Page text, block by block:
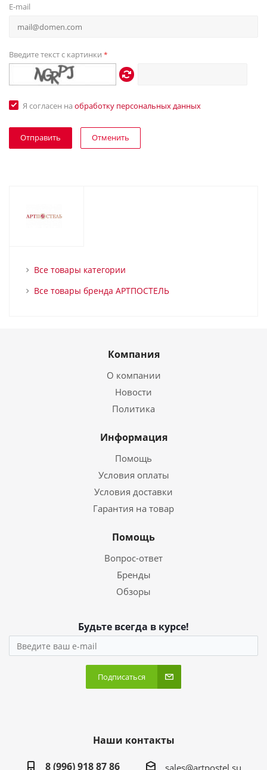
E-mail
Введите текст с картинки *
Я согласен на обработку персональных данных
Отменить
Все товары категории
Все товары бренда АРТПОСТЕЛЬ
Компания
О компании
Новости
Политика
Информация
Помощь
Условия оплаты
Условия доставки
Гарантия на товар
Помощь
Вопрос-ответ
Бренды
Обзоры
Будьте всегда в курсе!
Подписаться
Наши контакты
8 (996) 918 87 86
sales@artpostel.su